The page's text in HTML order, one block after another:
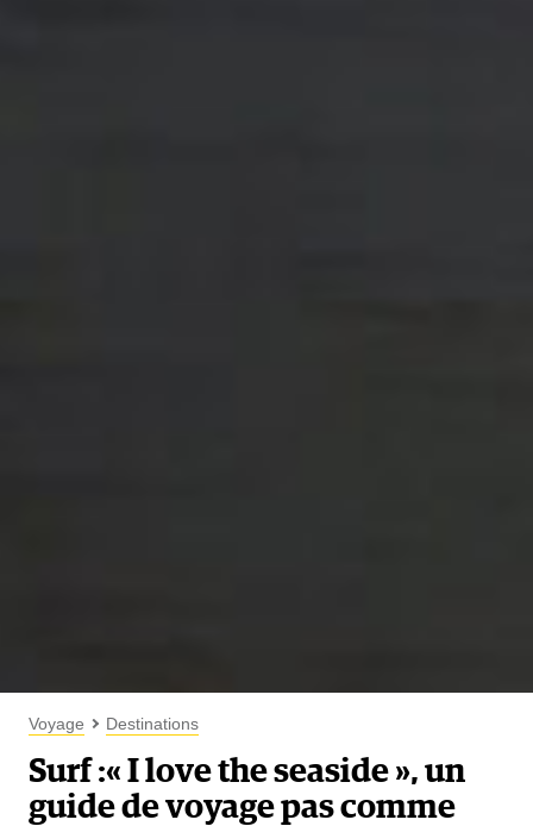
Voyage Destinations
Surf :« I love the seaside », un
guide de voyage pas comme